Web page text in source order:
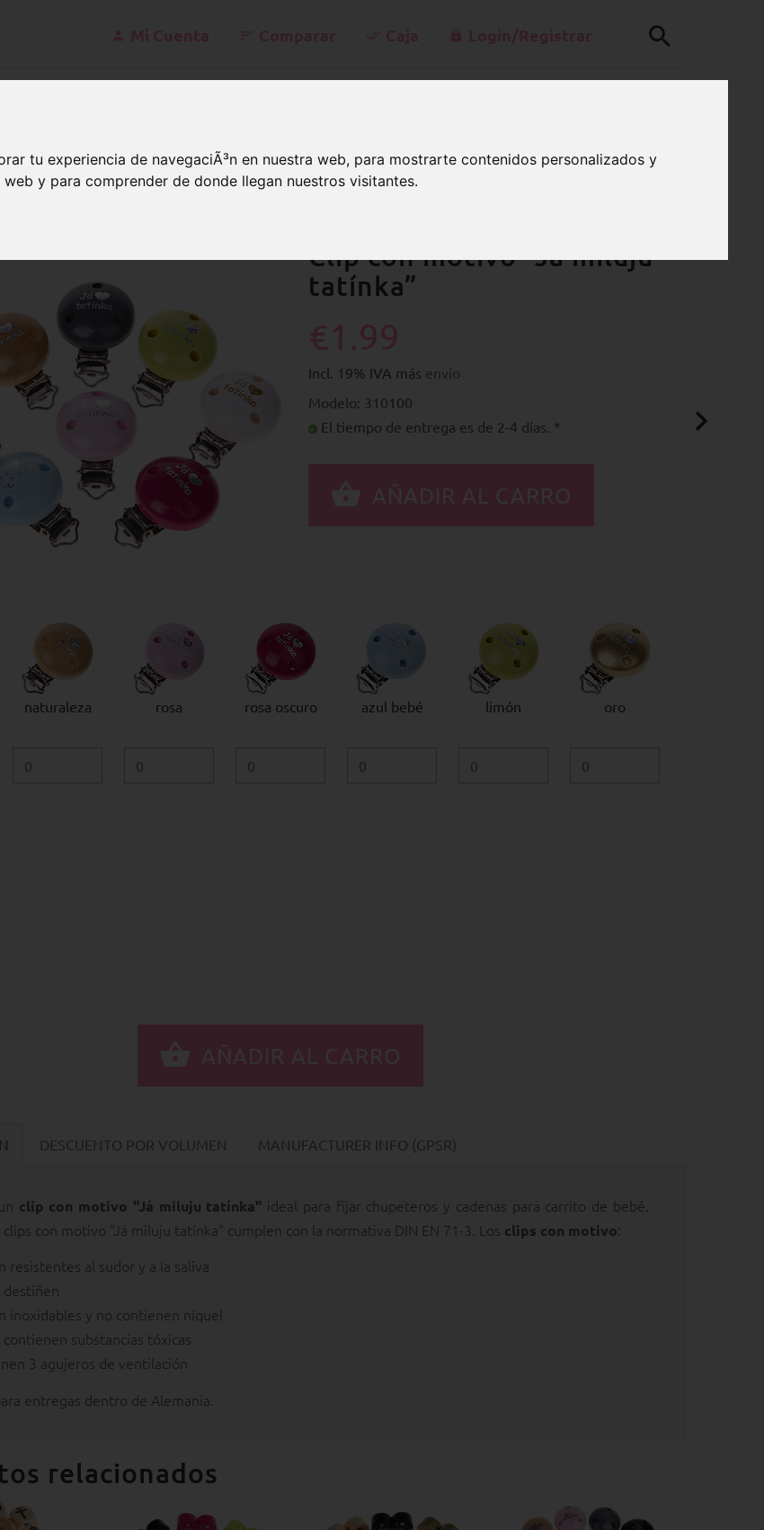
tu experiencia de navegaciÃ³n en nuestra web, para mostrarte contenidos personalizados y
y para comprender de donde llegan nuestros visitantes.
CARRO
Lu a Vi 7:00 a.m.-3:00 p.m.
Clip con motivo “Já miluju
tatínka”
Incl. 19% IVA más envío
Modelo: 310100
El tiempo de entrega es de 2-4 días. *
naturaleza rosa rosa oscuro azul bebé limón oro
DESCUENTO POR VOLUMEN MANUFACTURER INFO (GPSR)
clip con motivo "Já miluju tatínka" ideal para fijar chupeteros y cadenas para carrito de bebé.
clips con motivo "Já miluju tatínka" cumplen con la normativa DIN EN 71-3. Los clips con motivo
resistentes al sudor y a la saliva
destiñen
inoxidables y no contienen níquel
contienen substancias tóxicas
3 agujeros de ventilación
entregas dentro de Alemania.
relacionados